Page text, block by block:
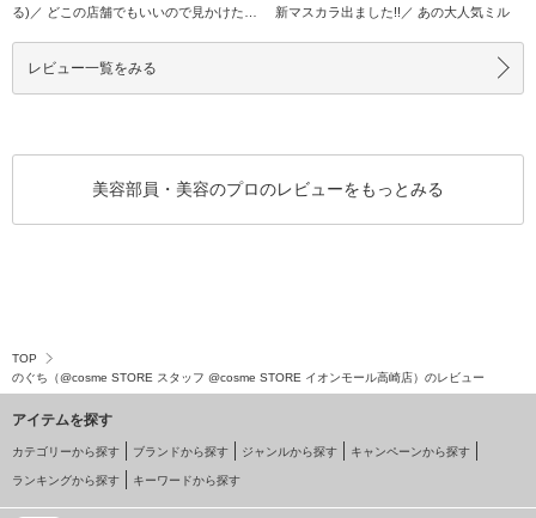
る)／ どこの店舗でもいいので見かけたら
新マスカラ出ました!!／ あの大人気ミル
レビュー一覧をみる
美容部員・美容のプロのレビューをもっとみる
TOP
のぐち（@cosme STORE スタッフ @cosme STORE イオンモール高崎店）のレビュー
アイテムを探す
カテゴリーから探す ブランドから探す ジャンルから探す キャンペーンから探す
ランキングから探す キーワードから探す